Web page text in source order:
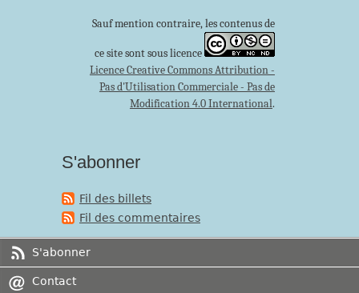
Sauf mention contraire, les contenus de
ce site sont sous licence
Licence Creative Commons Attribution -
Pas d'Utilisation Commerciale - Pas de
Modification 4.0 International.
S'abonner
Fil des billets
Fil des commentaires
S'abonner
Contact